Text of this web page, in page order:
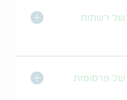
של רשתות
מתג הרחב/
מתג הרחב/